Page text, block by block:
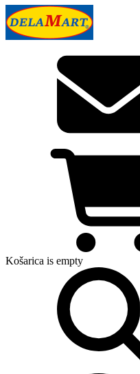
Košarica is empty